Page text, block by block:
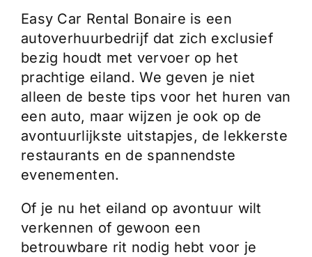
Easy Car Rental Bonaire is een
autoverhuurbedrijf dat zich exclusief
bezig houdt met vervoer op het
prachtige eiland. We geven je niet
alleen de beste tips voor het huren van
een auto, maar wijzen je ook op de
avontuurlijkste uitstapjes, de lekkerste
restaurants en de spannendste
evenementen.
Of je nu het eiland op avontuur wilt
verkennen of gewoon een
betrouwbare rit nodig hebt voor je